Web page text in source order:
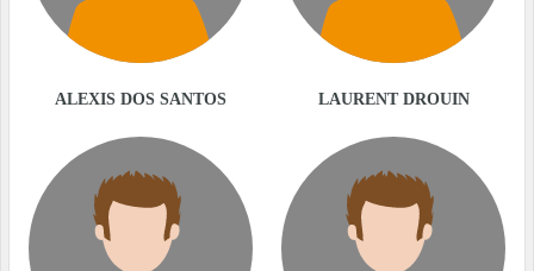
ALEXIS DOS SANTOS LAURENT DROUIN